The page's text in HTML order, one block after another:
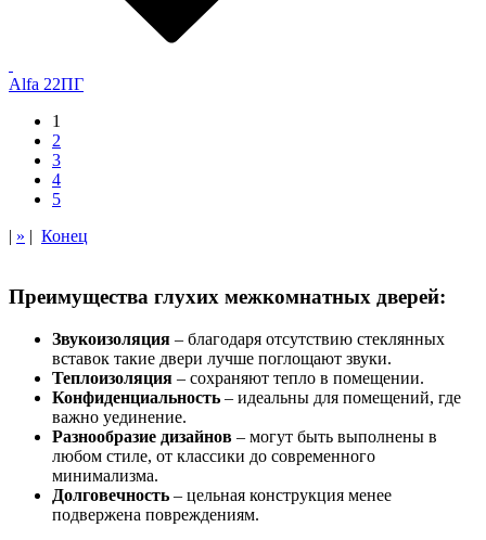
Alfa 22ПГ
1
2
3
4
5
| » | Конец
Преимущества глухих межкомнатных дверей:
Звукоизоляция – благодаря отсутствию стеклянных
вставок такие двери лучше поглощают звуки.
Теплоизоляция – сохраняют тепло в помещении.
Конфиденциальность – идеальны для помещений, где
важно уединение.
Разнообразие дизайнов – могут быть выполнены в
любом стиле, от классики до современного
минимализма.
Долговечность – цельная конструкция менее
подвержена повреждениям.